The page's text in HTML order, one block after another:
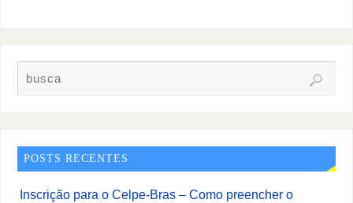
POSTS RECENTES
Inscrição para o Celpe-Bras – Como preencher o